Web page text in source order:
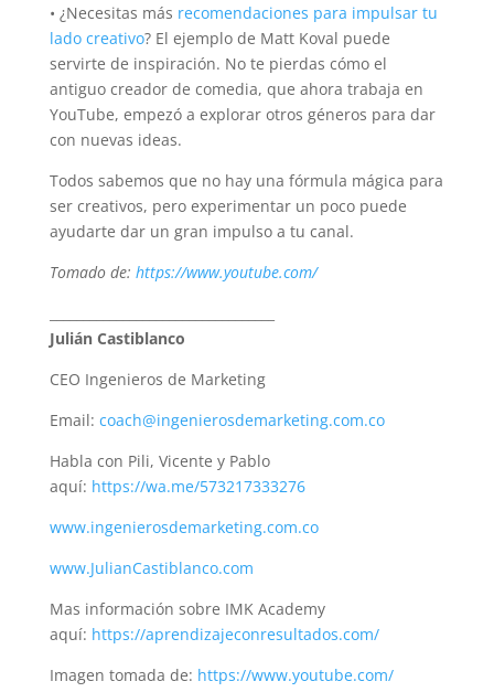
• ¿Necesitas más recomendaciones para impulsar tu
lado creativo? El ejemplo de Matt Koval puede
servirte de inspiración. No te pierdas cómo el
antiguo creador de comedia, que ahora trabaja en
YouTube, empezó a explorar otros géneros para dar
con nuevas ideas.
Todos sabemos que no hay una fórmula mágica para
ser creativos, pero experimentar un poco puede
ayudarte dar un gran impulso a tu canal.
Tomado de: https://www.youtube.com/
Julián Castiblanco
CEO Ingenieros de Marketing
Email: coach@ingenierosdemarketing.com.co
Habla con Pili, Vicente y Pablo
aquí: https://wa.me/573217333276
www.ingenierosdemarketing.com.co
www.JulianCastiblanco.com
Mas información sobre IMK Academy
aquí: https://aprendizajeconresultados.com/
Imagen tomada de: https://www.youtube.com/